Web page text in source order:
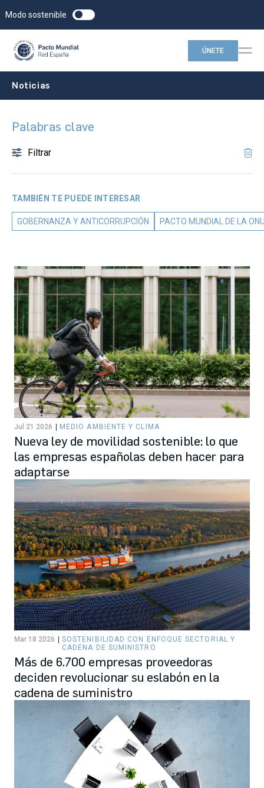
Modo sostenible
ÚNETE
Noticias
Palabras clave
Filtrar
TAMBIÉN TE PUEDE INTERESAR
GOBERNANZA Y ANTICORRUPCIÓN PACTO MUNDIAL DE LA
Jul 21 2026 MEDIO AMBIENTE Y CLIMA
Nueva ley de movilidad sostenible: lo que
las empresas españolas deben hacer para
adaptarse
Mar 18 2026
SOSTENIBILIDAD CON ENFOQUE SECTORIAL Y
CADENA DE SUMINISTRO
Más de 6.700 empresas proveedoras
deciden revolucionar su eslabón en la
cadena de suministro